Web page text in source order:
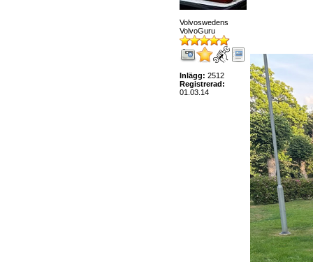
Volvoswedens
VolvoGuru
Inlägg: 2512
Registrerad:
01.03.14